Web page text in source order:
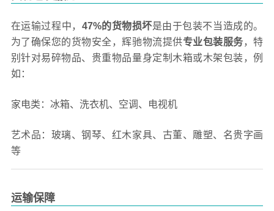
在运输过程中， 47%的货物损坏是由于包装不当造成的。
为了确保您的货物安全，辉驰物流提供专业包装服务，特
别针对易碎物品、贵重物品量身定制木箱或木架包装，例
如：
家电类：冰箱、洗衣机、空调、电视机
艺术品：玻璃、钢琴、红木家具、古董、雕塑、名贵字画
等
运输保障